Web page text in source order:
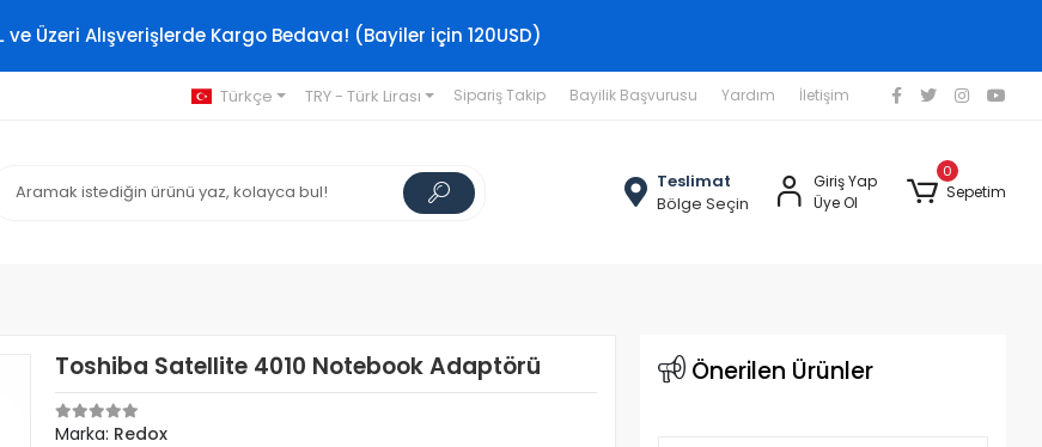
ve Üzeri Alışverişlerde Kargo Bedava! (Bayiler için 120USD)
Türkçe TRY - Türk Lirası Sipariş Takip Bayilik Başvurusu Yardım İletişim
Teslimat
Bölge Seçin
Giriş Yap
Üye Ol
0
Sepetim
Toshiba Satellite 4010 Notebook Adaptörü
Marka: Redox
Önerilen Ürünler